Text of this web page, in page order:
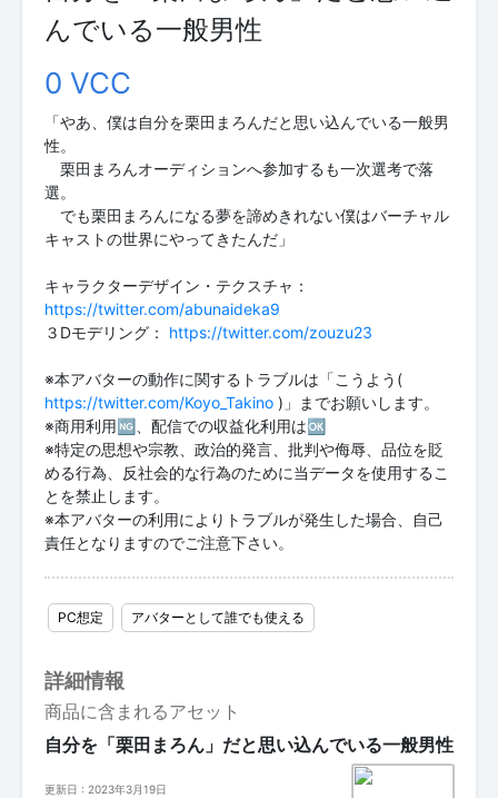
んでいる一般男性
0 VCC
「やあ、僕は自分を栗田まろんだと思い込んでいる一般男
性。
栗田まろんオーディションへ参加するも一次選考で落
選。
でも栗田まろんになる夢を諦めきれない僕はバーチャル
キャストの世界にやってきたんだ」
キャラクターデザイン・テクスチャ：
https://twitter.com/abunaideka9
３Dモデリング： https://twitter.com/zouzu23
※本アバターの動作に関するトラブルは「こうよう(
https://twitter.com/Koyo_Takino )」までお願いします。
※商用利用🆖、配信での収益化利用は🆗
※特定の思想や宗教、政治的発言、批判や侮辱、品位を貶
める行為、反社会的な行為のために当データを使用するこ
とを禁止します。
※本アバターの利用によりトラブルが発生した場合、自己
責任となりますのでご注意下さい。
PC想定 アバターとして誰でも使える
詳細情報
商品に含まれるアセット
自分を「栗田まろん」だと思い込んでいる一般男性
更新日 : 2023年3月19日